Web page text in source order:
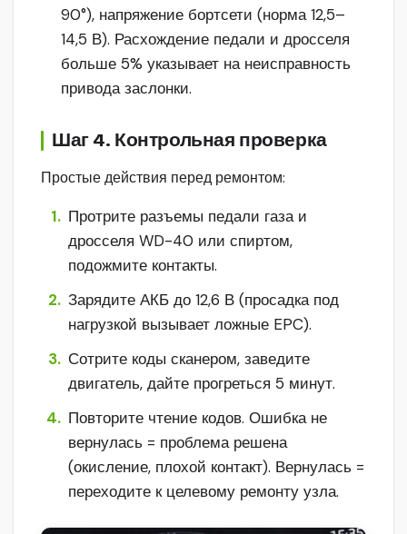
90°), напряжение бортсети (норма 12,5–
14,5 В). Расхождение педали и дросселя
больше 5% указывает на неисправность
привода заслонки.
Шаг 4. Контрольная проверка
Простые действия перед ремонтом:
Протрите разъемы педали газа и
дросселя WD-40 или спиртом,
подожмите контакты.
Зарядите АКБ до 12,6 В (просадка под
нагрузкой вызывает ложные EPC).
Сотрите коды сканером, заведите
двигатель, дайте прогреться 5 минут.
Повторите чтение кодов. Ошибка не
вернулась = проблема решена
(окисление, плохой контакт). Вернулась =
переходите к целевому ремонту узла.